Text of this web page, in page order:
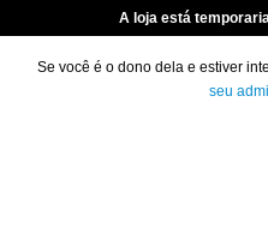
A loja está
Se você é o dono dela e estiver
seu